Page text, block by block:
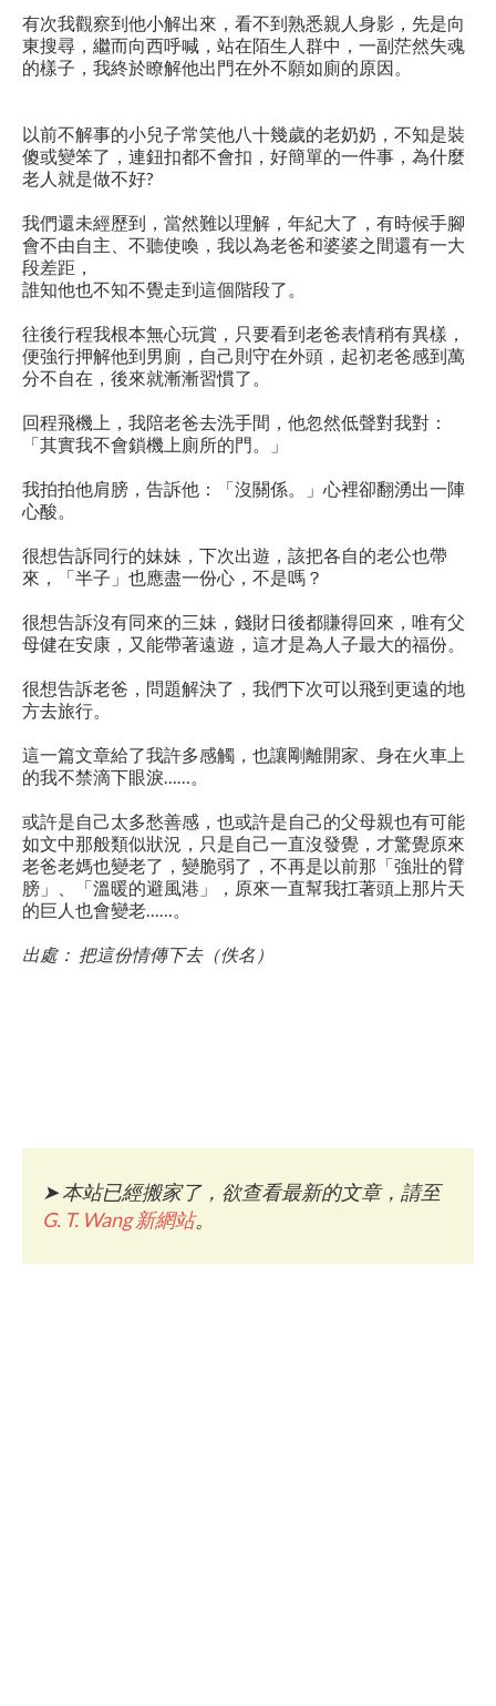
有次我觀察到他小解出來，看不到熟悉親人身影，先是向
東搜尋，繼而向西呼喊，站在陌生人群中，一副茫然失魂
的樣子，我終於瞭解他出門在外不願如廁的原因。
以前不解事的小兒子常笑他八十幾歲的老奶奶，不知是裝
傻或變笨了，連鈕扣都不會扣，好簡單的一件事，為什麼
老人就是做不好?
我們還未經歷到，當然難以理解，年紀大了，有時候手腳
會不由自主、不聽使喚，我以為老爸和婆婆之間還有一大
段差距，
誰知他也不知不覺走到這個階段了。
往後行程我根本無心玩賞，只要看到老爸表情稍有異樣，
便強行押解他到男廁，自己則守在外頭，起初老爸感到萬
分不自在，後來就漸漸習慣了。
回程飛機上，我陪老爸去洗手間，他忽然低聲對我對：
「其實我不會鎖機上廁所的門。」
我拍拍他肩膀，告訴他：「沒關係。」心裡卻翻湧出一陣
心酸。
很想告訴同行的妹妹，下次出遊，該把各自的老公也帶
來，「半子」也應盡一份心，不是嗎？
很想告訴沒有同來的三妹，錢財日後都賺得回來，唯有父
母健在安康，又能帶著遠遊，這才是為人子最大的福份。
很想告訴老爸，問題解決了，我們下次可以飛到更遠的地
方去旅行。
這一篇文章給了我許多感觸，也讓剛離開家、身在火車上
的我不禁滴下眼淚……。
或許是自己太多愁善感，也或許是自己的父母親也有可能
如文中那般類似狀況，只是自己一直沒發覺，才驚覺原來
老爸老媽也變老了，變脆弱了，不再是以前那「強壯的臂
膀」、「溫暖的避風港」，原來一直幫我扛著頭上那片天
的巨人也會變老……。
出處： 把這份情傳下去（佚名）
➤本站已經搬家了，欲查看最新的文章，請至
G. T. Wang 新網站。